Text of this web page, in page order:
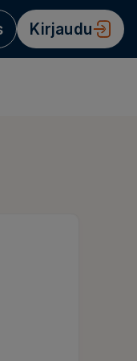
language
Kirjaudu